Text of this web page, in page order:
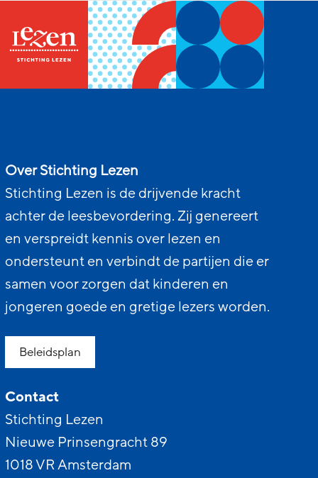
Over Stichting Lezen
Stichting Lezen is de drijvende kracht
achter de leesbevordering. Zij genereert
en verspreidt kennis over lezen en
ondersteunt en verbindt de partijen die er
samen voor zorgen dat kinderen en
jongeren goede en gretige lezers worden.
Beleidsplan
Contact
Stichting Lezen
Nieuwe Prinsengracht 89
1018 VR Amsterdam